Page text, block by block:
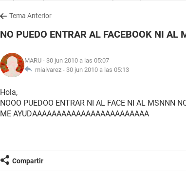
Tema Anterior
NO PUEDO ENTRAR AL FACEBOOK NI AL
MARU - 30 jun 2010 a las 05:07
mialvarez - 30 jun 2010 a las 05:13
Hola,
NOOO PUEDOO ENTRAR NI AL FACE NI AL MSNNN
ME AYUDAAAAAAAAAAAAAAAAAAAAAAAA
Compartir